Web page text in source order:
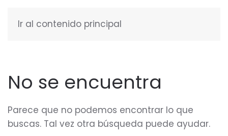
Ir al contenido principal
No se encuentra
Parece que no podemos encontrar lo que
buscas. Tal vez otra búsqueda puede ayudar.